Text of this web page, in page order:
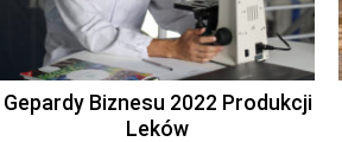
Gepardy Biznesu 2022 Produkcji
Leków